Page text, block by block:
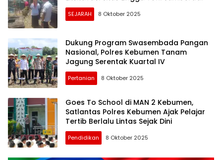
SEJARAH 8 Oktober 2025
Dukung Program Swasembada Pangan
Nasional, Polres Kebumen Tanam
Jagung Serentak Kuartal IV
Pertanian 8 Oktober 2025
Goes To School di MAN 2 Kebumen,
Satlantas Polres Kebumen Ajak Pelajar
Tertib Berlalu Lintas Sejak Dini
Pendidikan 8 Oktober 2025